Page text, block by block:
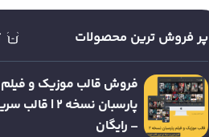
پر فروش ترین محصولات
فروش قالب موزیک و
پارسبان نسخه 2
– رایگان